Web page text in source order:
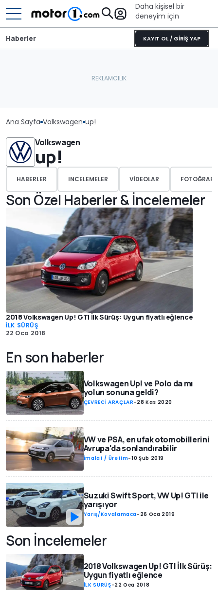
Daha kişisel bir
deneyim için
KAYIT OL / GİRİŞ YAP
Haberler
Ana Sayfa Volkswagen up!
Volkswagen
up!
HABERLER INCELEMELER VIDEOLAR
Son Özel Haberler & İncelemeler
2018 Volkswagen Up! GTI İlk Sürüş: Uygun fiyatlı eğlence
İLK SÜRÜŞ
22 Oca 2018
En son haberler
Volkswagen Up! ve Polo da mı
yolun sonuna geldi?
ÇEVRECİ ARAÇLAR- 28 Kas 2020
VW ve PSA, en ufak otomobillerini
Avrupa'da sonlandırabilir
İmalat / Üretim-10 Şub 2019
Suzuki Swift Sport, VW Up! GTI ile
yarışıyor
Yarış/Kovalamaca- 26 Oca 2019
Son İncelemeler
2018 Volkswagen Up! GTI İlk Sürüş:
Uygun fiyatlı eğlence
İLK SÜRÜŞ-22 Oca 2018